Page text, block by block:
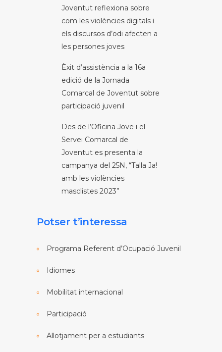
Joventut reflexiona sobre
com les violències digitals i
els discursos d’odi afecten a
les persones joves
Èxit d’assistència a la 16a
edició de la Jornada
Comarcal de Joventut sobre
participació juvenil
Des de l’Oficina Jove i el
Servei Comarcal de
Joventut es presenta la
campanya del 25N, “Talla Ja!
amb les violències
masclistes 2023”
Potser t’interessa
Programa Referent d’Ocupació Juvenil
Idiomes
Mobilitat internacional
Participació
Allotjament per a estudiants